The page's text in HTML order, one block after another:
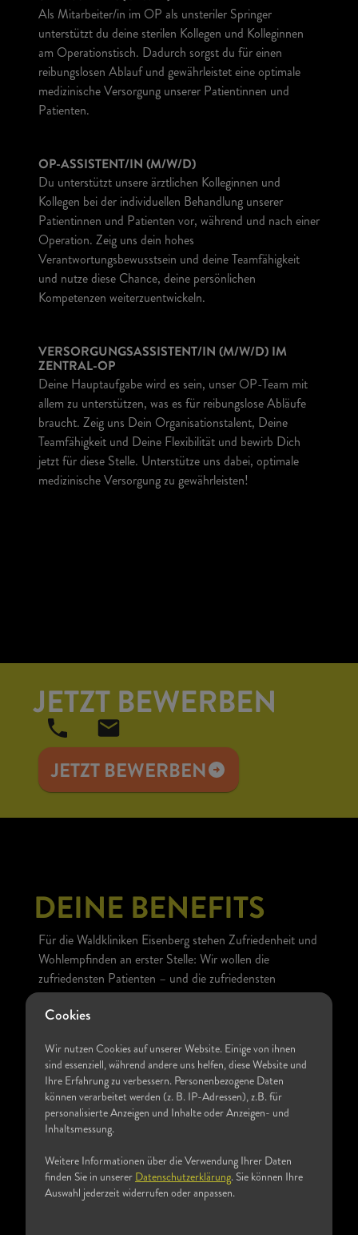
Als Mitarbeiter/in im OP als unsteriler Springer
unterstützt du deine sterilen Kollegen und Kolleginnen
am Operationstisch. Dadurch sorgst du für einen
reibungslosen Ablauf und gewährleistet eine optimale
medizinische Versorgung unserer Patientinnen und
Patienten.
OP-ASSISTENT/IN (M/W/D)
Du unterstützt unsere ärztlichen Kolleginnen und
Kollegen bei der individuellen Behandlung unserer
Patientinnen und Patienten vor, während und nach einer
Operation. Zeig uns dein hohes
Verantwortungsbewusstsein und deine Teamfähigkeit
und nutze diese Chance, deine persönlichen
Kompetenzen weiterzuentwickeln.
VERSORGUNGSASSISTENT/IN (M/W/D) IM
ZENTRAL-OP
Deine Hauptaufgabe wird es sein, unser OP-Team mit
allem zu unterstützen, was es für reibungslose Abläufe
braucht. Zeig uns Dein Organisationstalent, Deine
Teamfähigkeit und Deine Flexibilität und bewirb Dich
jetzt für diese Stelle. Unterstütze uns dabei, optimale
medizinische Versorgung zu gewährleisten!
JETZT BEWERBEN
JETZT BEWERBEN
DEINE BENEFITS
Für die Waldkliniken Eisenberg stehen Zufriedenheit und
Wohlempfinden an erster Stelle: Wir wollen die
zufriedensten Patienten – und die zufriedensten
Mitarbeitenden. Denn wenn es den Mitarbeitenden gut
geht, profitieren auch unsere Gäste.
Die Waldkliniken Eisenberg haben mit dem "Eisenberger
Tarif" einen einzigartigen Haustarifvertrag in
Deutschland etabliert, der auf dem Prinzip beruht, dass
zufriedene Mitarbeiter zu zufriedeneren Patienten
führen.
Der Haustarif bietet attraktive finanzielle Anreize,
verkürzte Arbeitszeiten bei vollem Lohnausgleich,
Cookies
Wir nutzen Cookies auf unserer Website. Einige von ihnen
sind essenziell, während andere uns helfen, diese Website und
Ihre Erfahrung zu verbessern. Personenbezogene Daten
können verarbeitet werden (z. B. IP-Adressen), z.B. für
personalisierte Anzeigen und Inhalte oder Anzeigen- und
Inhaltsmessung.
Weitere Informationen über die Verwendung Ihrer Daten
finden Sie in unserer Datenschutzerklärung. Sie können Ihre
Auswahl jederzeit widerrufen oder anpassen.